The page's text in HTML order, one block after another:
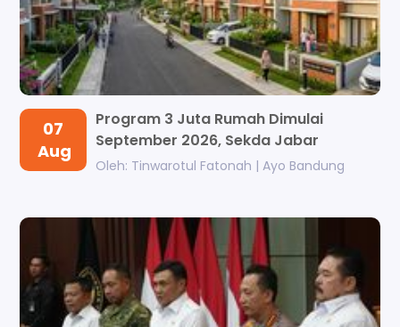
07
Aug
Program 3 Juta Rumah Dimulai
September 2026, Sekda Jabar
Tegaskan Tak...
Oleh: Tinwarotul Fatonah | Ayo Bandung